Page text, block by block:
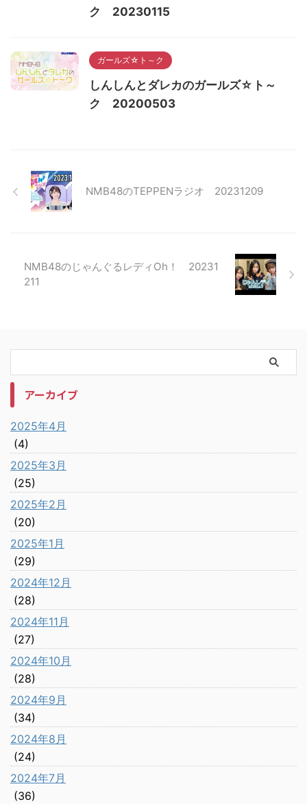
ク 20230115
ガールズ☆ト～ク
しんしんとダレカのガールズ☆ト～
ク 20200503
NMB48のTEPPENラジオ 20231209
NMB48のじゃんぐるレディOh！ 20231
211
アーカイブ
2025年4月
(4)
2025年3月
(25)
2025年2月
(20)
2025年1月
(29)
2024年12月
(28)
2024年11月
(27)
2024年10月
(28)
2024年9月
(34)
2024年8月
(24)
2024年7月
(36)